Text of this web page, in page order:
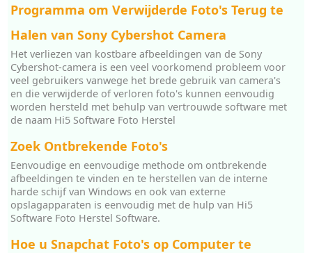
Programma om Verwijderde Foto's Terug te
Halen van Sony Cybershot Camera
Het verliezen van kostbare afbeeldingen van de Sony
Cybershot-camera is een veel voorkomend probleem voor
veel gebruikers vanwege het brede gebruik van camera's
en die verwijderde of verloren foto's kunnen eenvoudig
worden hersteld met behulp van vertrouwde software met
de naam Hi5 Software Foto Herstel
Zoek Ontbrekende Foto's
Eenvoudige en eenvoudige methode om ontbrekende
afbeeldingen te vinden en te herstellen van de interne
harde schijf van Windows en ook van externe
opslagapparaten is eenvoudig met de hulp van Hi5
Software Foto Herstel Software.
Hoe u Snapchat Foto's op Computer te